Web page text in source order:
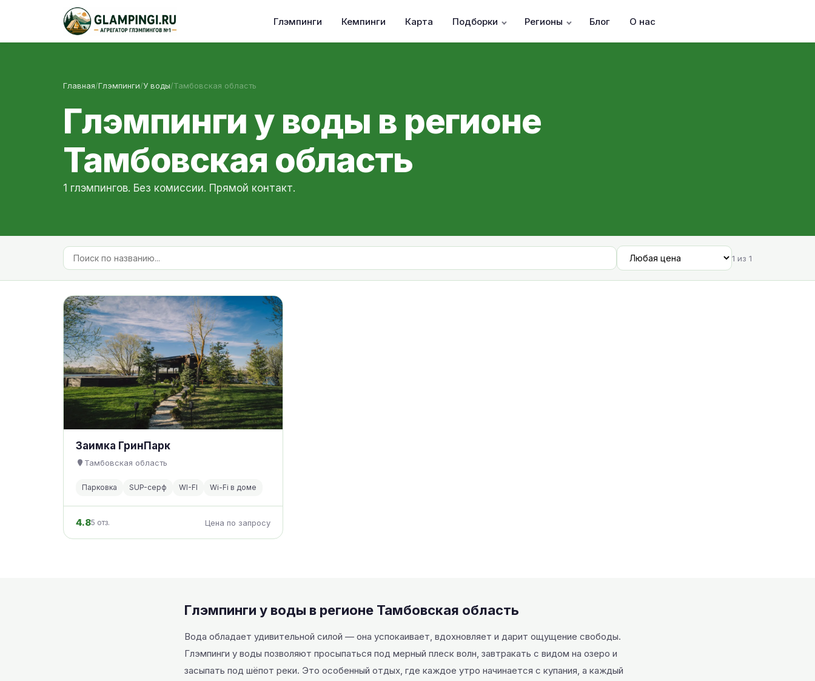
Глэмпинги Кемпинги Карта Подборки Регионы Блог О нас
Главная/Глэмпинги/У воды/Тамбовская область
Глэмпинги у воды в регионе
Тамбовская область
1 глэмпингов. Без комиссии. Прямой контакт.
1 из 1
Заимка ГринПарк
Тамбовская область
Парковка SUP-серф WI-FI Wi-Fi в доме
4.85 отз. Цена по запросу
Глэмпинги у воды в регионе Тамбовская область
Вода обладает удивительной силой — она успокаивает, вдохновляет и дарит ощущение свободы.
Глэмпинги у воды позволяют просыпаться под мерный плеск волн, завтракать с видом на озеро и
засыпать под шёпот реки. Это особенный отдых, где каждое утро начинается с купания, а каждый